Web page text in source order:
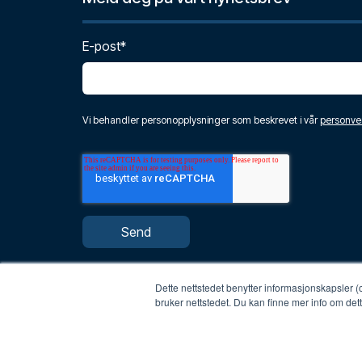
Dette nettstedet benytter informasjonskapsler
bruker nettstedet. Du kan finne mer info om
E-post*
Vi behandler personopplysninger som beskrevet i vår